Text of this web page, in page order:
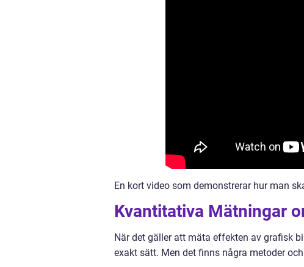
En kort video som demonstrerar hur man
Kvantitativa Mätningar
När det gäller att mäta effekten av grafisk
exakt sätt. Men det finns några metoder